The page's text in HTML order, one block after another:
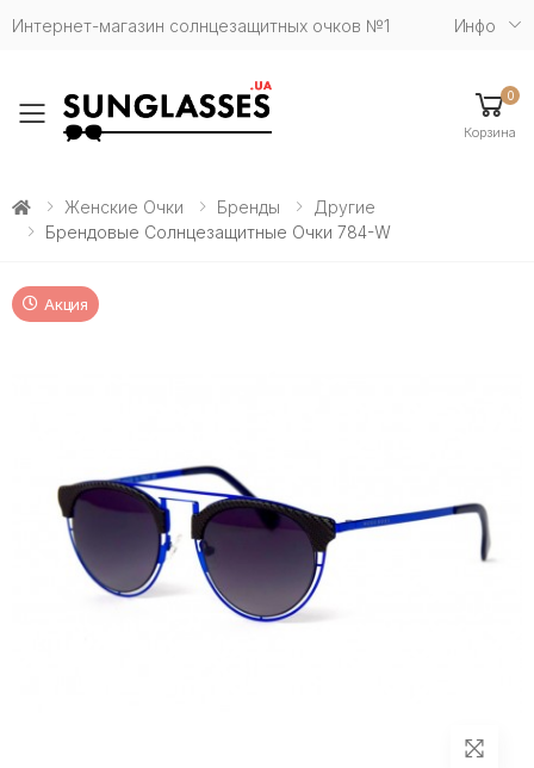
Интернет-магазин солнцезащитных очков №1 Инфо
Toggle mobile menu
0
Корзина
Женские Очки Бренды
Другие
Брендовые Солнцезащитные Очки 784-W
Акция